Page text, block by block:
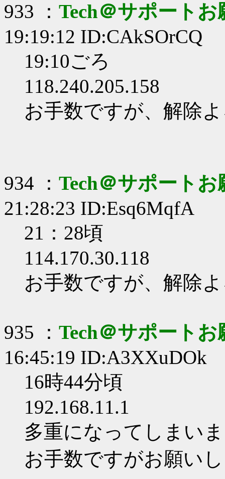
933 ： Tech＠サポート
19:19:12 ID:CAkSOrCQ
19:10ごろ
118.240.205.158
お手数ですが、解除
934 ： Tech＠サポート
21:28:23 ID:Esq6MqfA
21：28頃
114.170.30.118
お手数ですが、解除
935 ： Tech＠サポート
16:45:19 ID:A3XXuDOk
16時44分頃
192.168.11.1
多重になってしまい
お手数ですがお願い